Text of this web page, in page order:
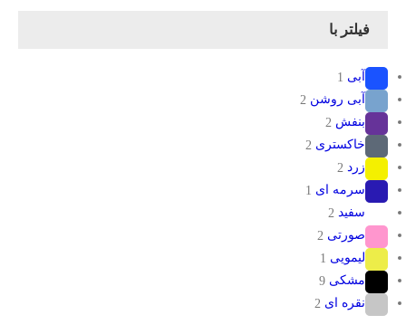
فیلتر با
آبی 1
آبی روشن 2
بنفش 2
خاکستری 2
زرد 2
سرمه ای 1
سفید 2
صورتی 2
لیمویی 1
مشکی 9
نقره ای 2